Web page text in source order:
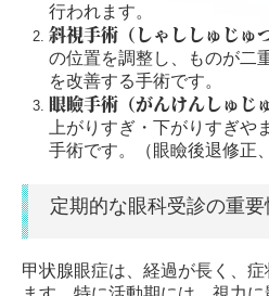
行われます。
斜視手術（しゃししゅじゅつ
の位置を調整し、ものが二
を改善する手術です。
眼瞼手術（がんけんしゅじ
上がりすぎ・下がりすぎや
手術です。（眼瞼後退修正
定期的な眼科受診の重要
甲状腺眼症は、経過が長く、